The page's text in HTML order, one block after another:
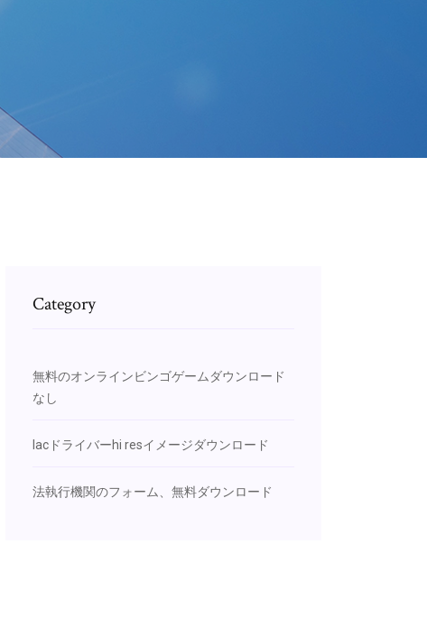
Category
無料のオンラインビンゴゲームダウンロード
なし
Iacドライバーhi resイメージダウンロード
法執行機関のフォーム、無料ダウンロード